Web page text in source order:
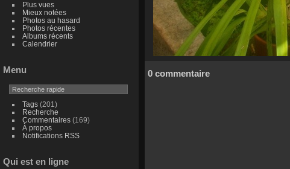
Plus vues
Mieux notées
Photos au hasard
Photos récentes
Albums récents
Calendrier
Menu
Tags(201)
Recherche
Commentaires(169)
À propos
Notifications RSS
Qui est en ligne
0 commentaire